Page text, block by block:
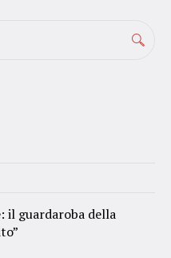
il guardaroba della